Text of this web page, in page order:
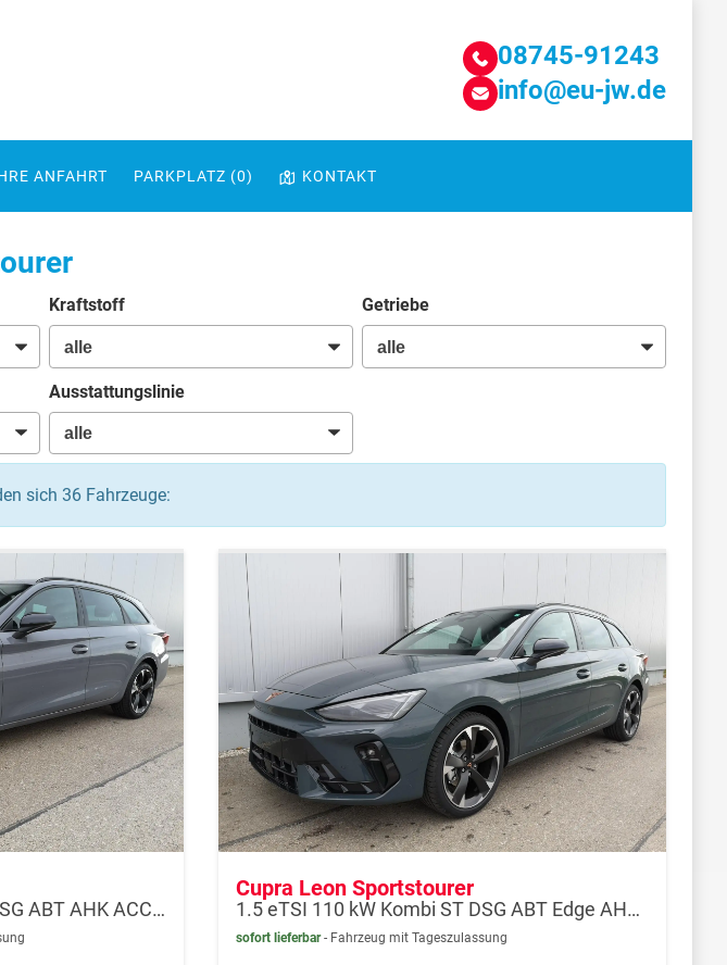
08745-91243
info@eu-jw.de
ANFAHRT PARKPLATZ (0) KONTAKT
Kraftstoff Getriebe
Ausstattungslinie
sich 36Fahrzeuge:
1.5 eTSI 110 kW Kombi ST DSG ABT AHK ACC LED
Cupra Leon Sportstourer
1.5 eTSI 110 kW Kombi ST DSG ABT Edge AHK ACC LED
sofort lieferbar Fahrzeug mit Tageszulassung